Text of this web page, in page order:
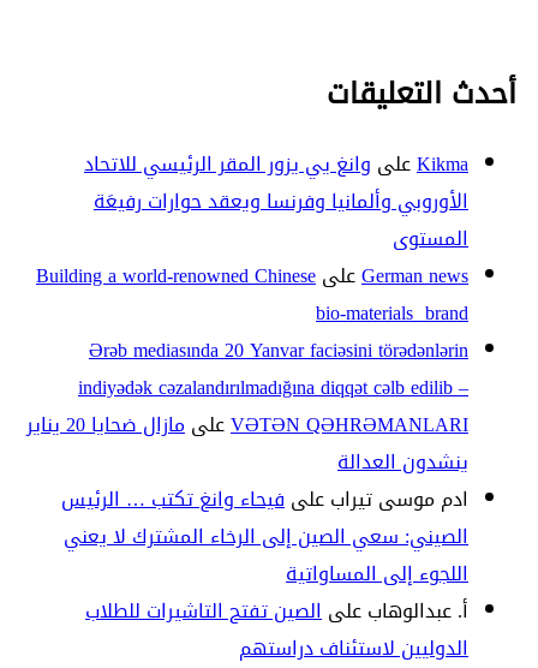
أحدث التعليقات
Kikmaعلى وانغ يي يزور المقر الرئيسي للاتحاد
الأوروبي وألمانيا وفرنسا ويعقد حوارات رفيعَة
المستوى
German newsعلىBuilding a world-renowned Chinese
bio-materials brand
Ərəb mediasında 20 Yanvar faciəsini törədənlərin
indiyədək cəzalandırılmadığına diqqət cəlb edilib –
VƏTƏN QƏHRƏMANLARIعلى
مازال ضحايا 20 يناير
ينشدون العدالة
ادم موسى تيرابعلىفيحاء وانغ تكتب … الرئيس
الصيني: سعي الصين إلى الرخاء المشترك لا يعني
اللجوء إلى المساواتية
أ. عبدالوهابعلىالصين تفتح التاشيرات للطلاب
الدوليين لاستئناف دراستهم